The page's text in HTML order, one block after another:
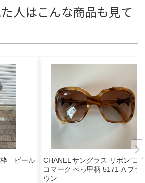
人はこんな商品も見て
ビール
CHANEL サングラス リボン コ
コマーク べっ甲柄 5171-A ブラ
ウン